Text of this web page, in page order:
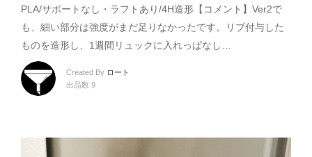
PLA/サポートなし・ラフトあり/4H造形【コメント】Ver2で
も、細い部分は強度がまだ足りなかったです。リブ付与した
ものを造形し、1週間リュックに入れっぱなし…
Created By ロート
出品数 9